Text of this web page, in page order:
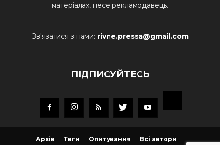
матеріалах, несе рекламодавець.
Зв'язатися з нами: rivne.pressa@gmail.com
ПІДПИСУЙТЕСЬ
Архів Теги Опитування Всі автори